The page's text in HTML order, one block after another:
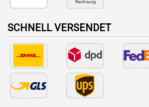
SCHNELL VERSENDET